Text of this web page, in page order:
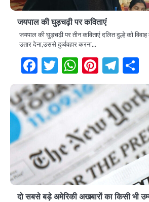
जयपाल की घुड़चढ़ी पर कविताएं
जयपाल की घुड़चढ़ी पर तीन कविताएं दलित दुल्हे को
उतार देना,उससे दुर्व्यवहार करना…
Facebook
Twitter
दो सबसे बड़े अमेरिकी अखबारों का किसी भी